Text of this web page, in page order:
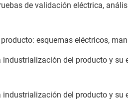
de validación eléctrica,
esquemas eléctricos,
industrialización del producto y su
industrialización del producto y su